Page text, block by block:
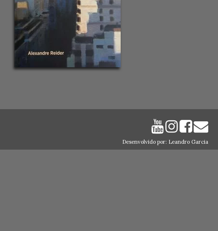
Desenvolvido por: Leandro Garcia